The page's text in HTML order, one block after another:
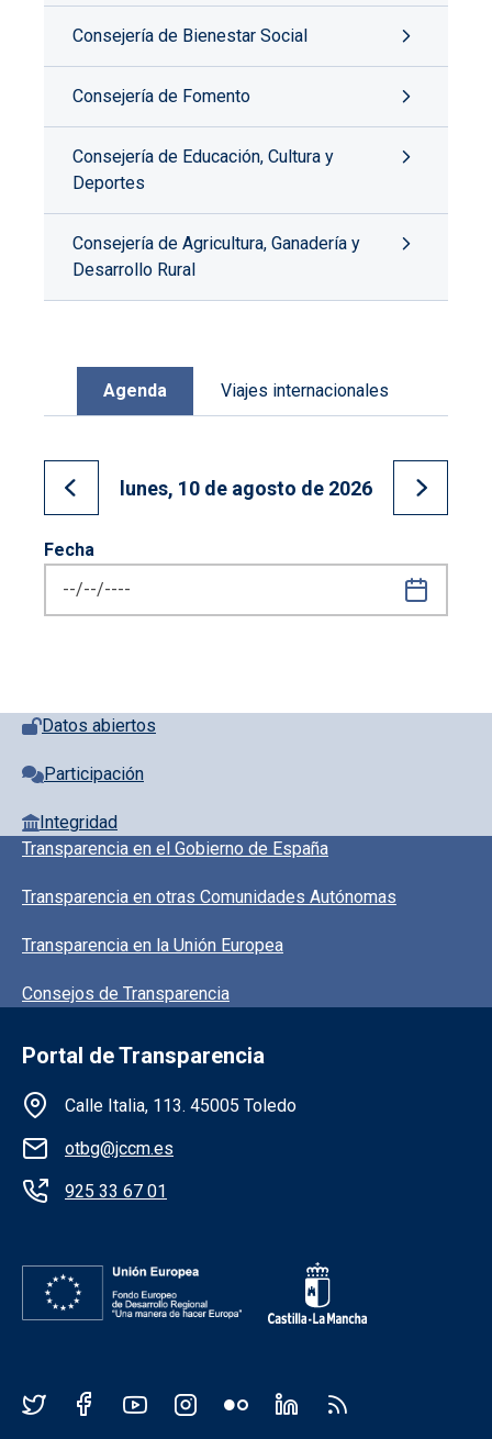
Consejería de Bienestar Social
Consejería de Fomento
Consejería de Educación, Cultura y
Deportes
Consejería de Agricultura, Ganadería y
Desarrollo Rural
Agenda Viajes internacionales
Ir al día anterior
lunes, 10 de agosto de 2026
Ir al día
Fecha
Pie de página con iconos
Datos abiertos
Participación
Integridad
Pie de pagina información
Transparencia en el Gobierno de España
Transparencia en otras Comunidades Autónomas
Transparencia en la Unión Europea
Consejos de Transparencia
Portal de Transparencia
Información de la institución
Calle Italia, 113. 45005 Toledo
otbg@jccm.es
925 33 67 01
Redes sociales JCCM